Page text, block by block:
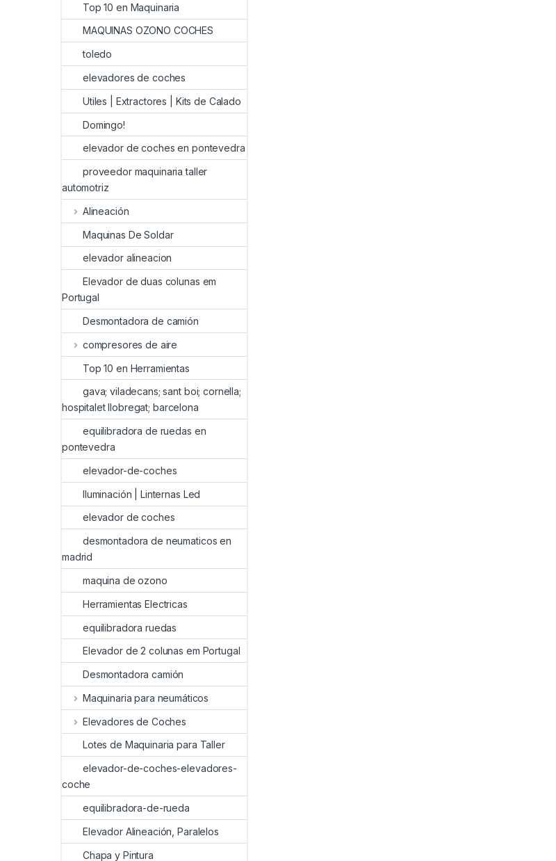
Top 10 en Maquinaria
MAQUINAS OZONO COCHES
toledo
elevadores de coches
Utiles | Extractores | Kits de Calado
Domingo!
elevador de coches en pontevedra
proveedor maquinaria taller
automotriz
Alineación
Maquinas De Soldar
elevador alineacion
Elevador de duas colunas em
Portugal
Desmontadora de camión
compresores de aire
Top 10 en Herramientas
gava; viladecans; sant boi; cornella;
hospitalet llobregat; barcelona
equilibradora de ruedas en
pontevedra
elevador-de-coches
Iluminación | Linternas Led
elevador de coches
desmontadora de neumaticos en
madrid
maquina de ozono
Herramientas Electricas
equilibradora ruedas
Elevador de 2 colunas em Portugal
Desmontadora camión
Maquinaria para neumáticos
Elevadores de Coches
Lotes de Maquinaria para Taller
elevador-de-coches-elevadores-
coche
equilibradora-de-rueda
Elevador Alineación, Paralelos
Chapa y Pintura